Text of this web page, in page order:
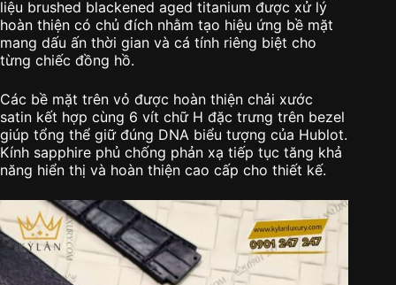
liệu brushed blackened aged titanium được xử lý
hoàn thiện có chủ đích nhằm tạo hiệu ứng bề mặt
mang dấu ấn thời gian và cá tính riêng biệt cho
từng chiếc đồng hồ.
Các bề mặt trên vỏ được hoàn thiện chải xước
satin kết hợp cùng 6 vít chữ H đặc trưng trên bezel
giúp tổng thể giữ đúng DNA biểu tượng của Hublot.
Kính sapphire phủ chống phản xạ tiếp tục tăng khả
năng hiển thị và hoàn thiện cao cấp cho thiết kế.